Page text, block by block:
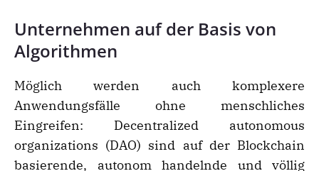
Unternehmen auf der Basis von
Algorithmen
Möglich werden auch komplexere
Anwendungsfälle ohne menschliches
Eingreifen: Decentralized autonomous
organizations (DAO) sind auf der Blockchain
basierende, autonom handelnde und völlig